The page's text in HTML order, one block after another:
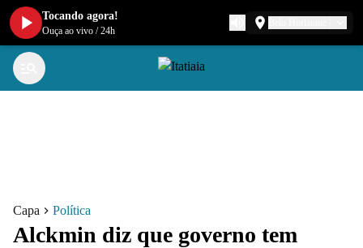
Capa Política
Alckmin diz que governo tem
Tocando agora!
Ouça ao vivo /24h